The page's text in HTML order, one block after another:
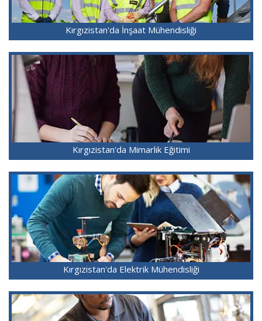
Kırgızistan'da İnşaat Mühendisliği
Kırgızistan'da Mimarlık Eğitimi
Kırgızistan'da Elektrik Mühendisliği